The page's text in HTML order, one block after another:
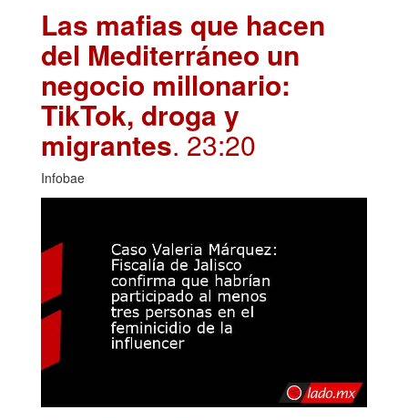
Las mafias que hacen
del Mediterráneo un
negocio millonario:
TikTok, droga y
migrantes. 23:20
Infobae